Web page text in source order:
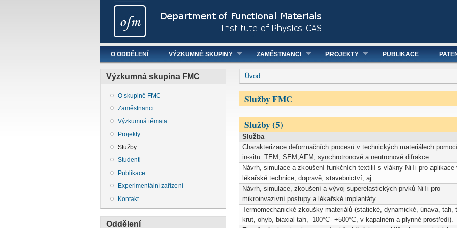
Hlavní menu
O ODDĚLENÍ VÝZKUMNÉ SKUPINY ZAMĚSTNANCI PROJEKTY PUBLIKACE
Výzkumná skupina FMC
O skupině FMC
Zaměstnanci
Výzkumná témata
Projekty
Služby
Studenti
Publikace
Experimentální zařízení
Kontakt
Oddělení
You are here
Úvod
Služby FMC
Služby (5)
Služba
Charakterizace deformačních procesů v technických materiálech
in-situ: TEM, SEM,AFM, synchrotronové a neutronové difrakce.
Návrh, simulace a zkoušení funkčních textilií s vlákny NiTi pro aplikace
lékařské technice, dopravě, stavebnictví, aj.
Návrh, simulace, zkoušení a vývoj superelastických prvků NiTi pro
mikroinvazivní postupy a lékařské implantáty.
Termomechanické zkoušky materiálů (statické, dynamické, únava, tah,
krut, ohyb, biaxial tah, -100°C- +500°C, v kapalném a plynné prostředí).